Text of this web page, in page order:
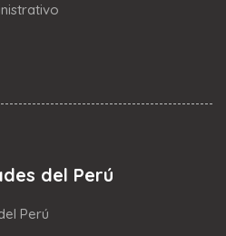
del Perú
Perú